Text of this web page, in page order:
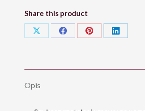
lokalu
Share this product
Share
Share
Share
Share
Opis